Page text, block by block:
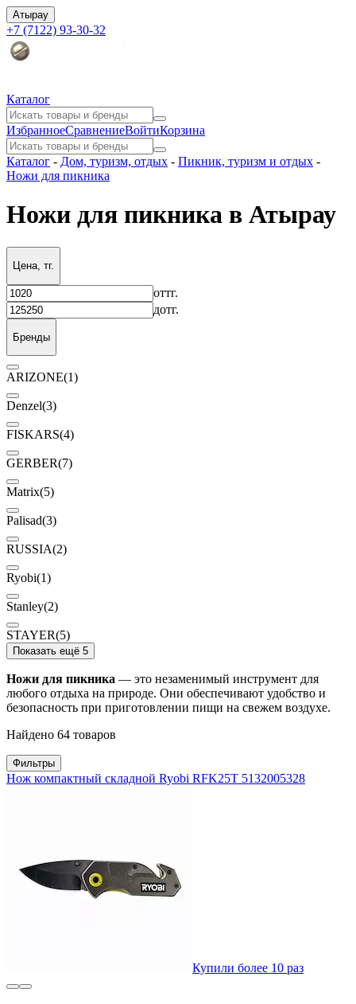
Атырау
+7 (7122) 93-30-32
Каталог
ИзбранноеСравнениеВойтиКорзина
Каталог - Дом, туризм, отдых - Пикник, туризм и отдых -
Ножи для пикника
Ножи для пикника в Атырау
Цена, тг.
оттг.
дотг.
Бренды
ARIZONE(1)
Denzel(3)
FISKARS(4)
GERBER(7)
Matrix(5)
Palisad(3)
RUSSIA(2)
Ryobi(1)
Stanley(2)
STAYER(5)
Показать ещё 5
Ножи для пикника — это незаменимый инструмент для
любого отдыха на природе. Они обеспечивают удобство и
безопасность при приготовлении пищи на свежем воздухе.
Найдено 64 товаров
Фильтры
Нож компактный складной Ryobi RFK25T 5132005328
Купили более 10 раз